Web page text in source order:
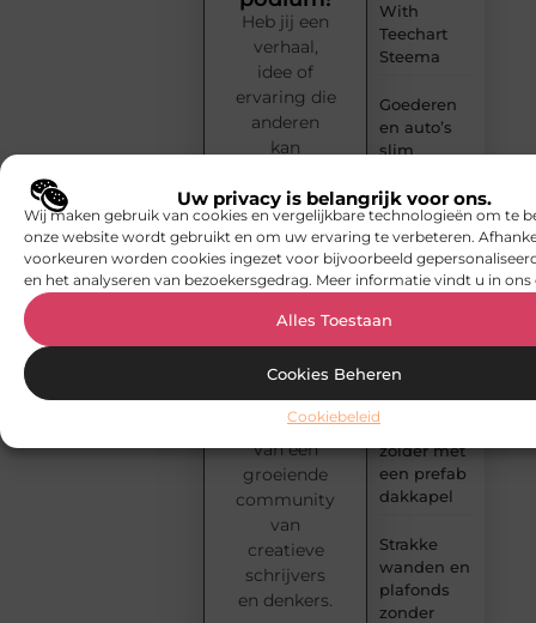
Uw privacy is belangrijk voor ons.
Wij maken gebruik van cookies en vergelijkbare technologieën om te
onze website wordt gebruikt en om uw ervaring te verbeteren.
voorkeuren worden cookies ingezet voor bijvoorbeeld
en het analyseren van bezoekersgedrag. Meer informatie vindt u in ons
Alles Toestaan
Cookies Beheren
Cookiebeleid
With
Teechart
Steema
Goederen
en auto’s
slim
met twee
liften naast
elkaar
Voordelen
Meer
ruimte op
zolder met
een prefab
dakkapel
Strakke
wanden en
plafonds
zonder
Heb jij een
verhaal,
idee of
ervaring die
anderen
kan
Deel het via
Smoods.nl!
Plaats
eenvoudig
je blogs,
bereik een
enthousiast
publiek en
word
onderdeel
van een
groeiende
community
van
creatieve
schrijvers
en denkers.